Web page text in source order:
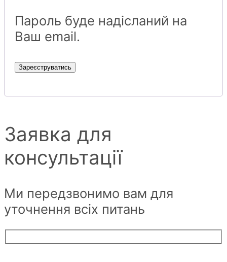
Пароль буде надісланий на
Ваш email.
Зареєструватись
Заявка для
консультації
Ми передзвонимо вам для
уточнення всіх питань